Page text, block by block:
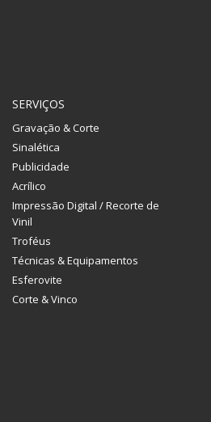
SERVIÇOS
Gravação & Corte
Sinalética
Publicidade
Acrílico
Impressão Digital / Recorte de
Vinil
Troféus
Técnicas & Equipamentos
Esferovite
Corte & Vinco